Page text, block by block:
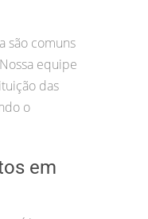
são comuns
equipe
das
o
em